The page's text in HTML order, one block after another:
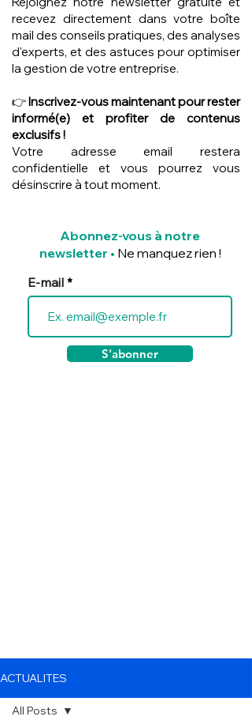
recevez directement dans votre boîte
mail des conseils pratiques, des analyses
d'experts, et des astuces pour optimiser
la gestion de votre entreprise.
👉Inscrivez-vous maintenant pour rester
informé(e) et profiter de contenus
exclusifs !
Votre adresse email restera
confidentielle et vous pourrez vous
désinscrire à tout moment.
Abonnez-vous à notre
newsletter • Ne manquez rien !
E-mail
S'abonner
ACTUALITES
All Posts